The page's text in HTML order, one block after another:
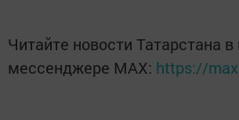
Читайте новости Татарстана
мессенджере MАХ: https://